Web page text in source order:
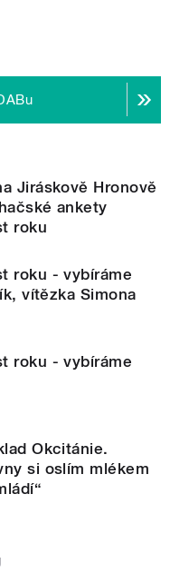
Jiráskově Hronově
ankety
roku
roku - vybíráme
vítězka Simona
roku - vybíráme
Okcitánie.
si oslím mlékem